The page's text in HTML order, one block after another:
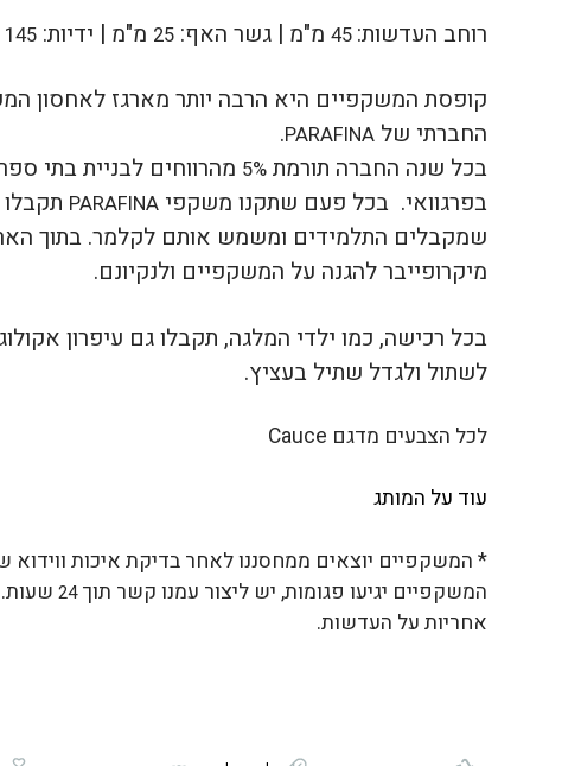
רוחב העדשות:
מ"מ | גשר האף: 25 מ"מ | ידיות: 145
קופסת המשקפיים היא הרבה יותר מארגז לאחסון
החברתי של PARAFINA
.
בכל שנה החברה תורמת 5% מהרווחים לבניית בתי
בפרגוואי. בכל פעם שתקנו משקפי PARAFINA
שמקבלים התלמידים ומשמש אותם לקלמר. בתוך
מיקרופייבר להגנה על המשקפיים ולנקיונם.
בכל רכישה, כמו ילדי המלגה, תקבלו גם עיפרון
לשתול ולגדל שתיל בעציץ.
לכל הצבעים מדגם Cauce
עוד על המותג
* המשקפיים יוצאים ממחסננו לאחר בדיקת איכות
המשקפיים יגיעו פגומות, יש ליצור עמנו קשר תוך24 שעות.
אחריות על העדשות.